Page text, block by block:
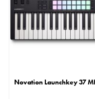
Novation Launchkey 37